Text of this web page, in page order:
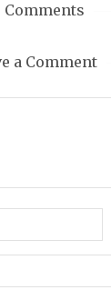
Comments
a Comment